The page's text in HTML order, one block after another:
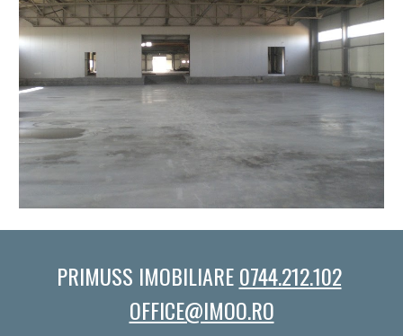
PRIMUSS IMOBILIARE 0744.212.102
OFFICE@IMOO.RO